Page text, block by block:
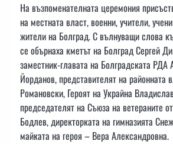
На възпоменателната церемония
на местната власт, военни, учители,
жители на Болград. С вълнуващи слова
се обърнаха кметът на Болград Сергей
заместник-главата на Болградската РДА
Йорданов, представителят на районната
Романовски, Героят на Украйна
председателят на Съюза на ветераните
Бодлев, директорката на гимназията
майката на героя – Вера Александровна.